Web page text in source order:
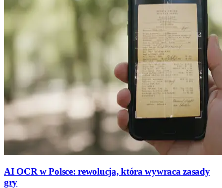
AI OCR w Polsce: rewolucja, która wywraca zasady
gry